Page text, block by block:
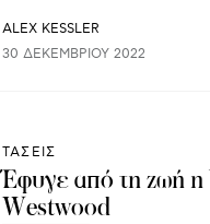
ALEX KESSLER
30 ΔΕΚΕΜΒΡΊΟΥ 2022
ΤΑΣΕΙΣ
Έφυγε από τη ζωή η
Westwood